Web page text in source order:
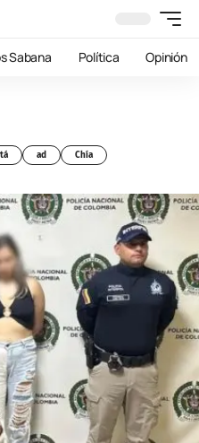
Sabana Política Opinión
ad Chía